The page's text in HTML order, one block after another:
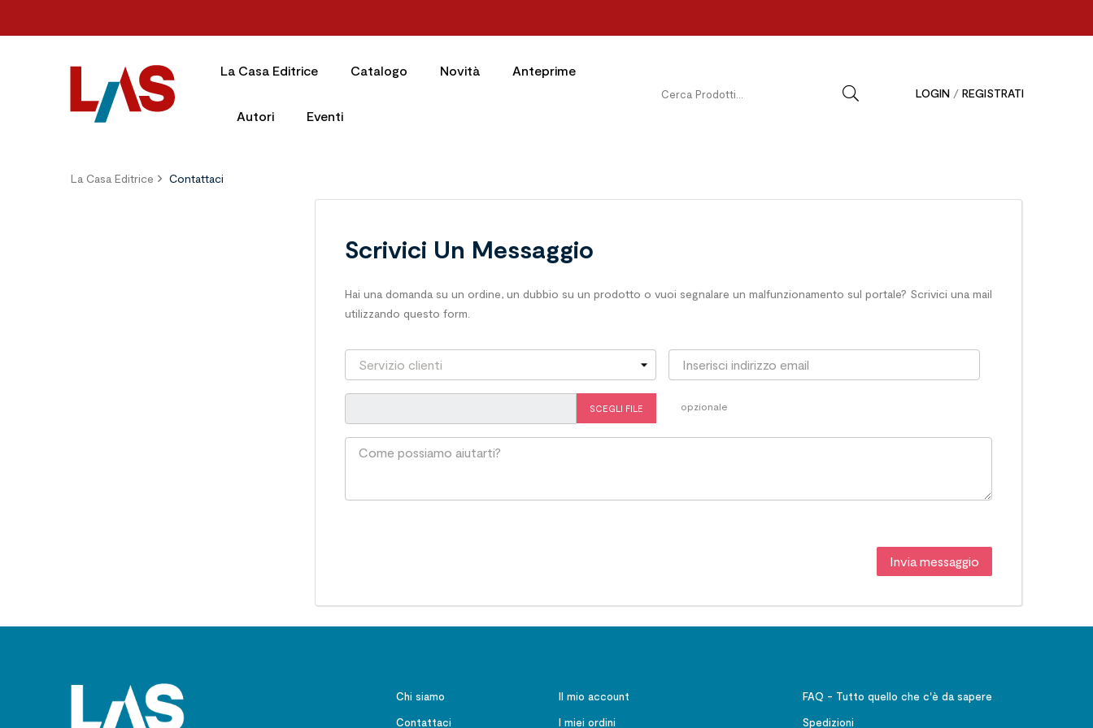
La Casa Editrice Catalogo Novità Anteprime
Autori Eventi
LOGIN / REGISTRATI
La Casa Editrice Contattaci
Scrivici Un Messaggio
Hai una domanda su un ordine, un dubbio su un prodotto o vuoi segnalare un malfunzionamento sul portale? Scrivici una mail
utilizzando questo form.
SCEGLI FILE opzionale
Chi siamo
Contattaci
Il mio account
I miei ordini
FAQ - Tutto quello che c'è da sapere
Spedizioni